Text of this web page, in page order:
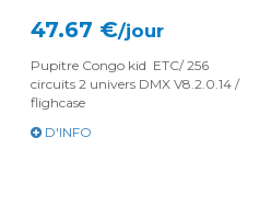
47.67 €/jour
Pupitre Congo kid ETC/ 256
circuits 2 univers DMX V8.2.0.14 /
flighcase
D'INFO